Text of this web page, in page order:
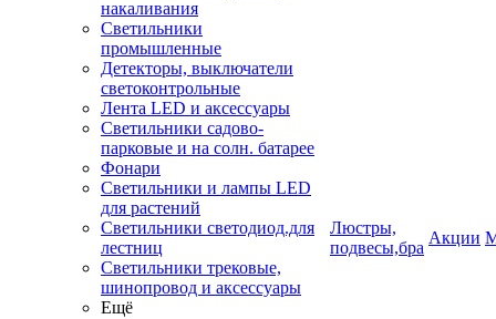
накаливания
Светильники
промышленные
Детекторы, выключатели
светоконтрольные
Лента LED и аксессуары
Светильники садово-
парковые и на солн. батарее
Фонари
Светильники и лампы LED
для растений
Светильники светодиод.для
лестниц
Светильники трековые,
шинопровод и аксессуары
Ещё
Люстры,
подвесы,бра
Акции